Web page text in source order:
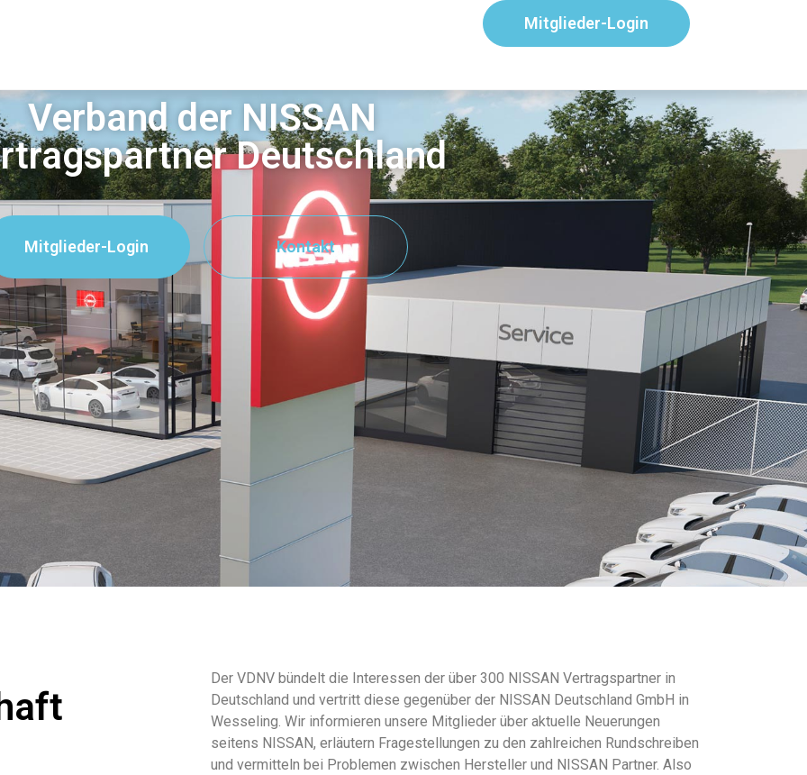
Mitglieder-Login
Verband der NISSAN
Deutschland
Mitglieder-Login Kontakt
Der VDNV bündelt die Interessen der über 300 NISSAN Vertragspartner in
Deutschland und vertritt diese gegenüber der NISSAN Deutschland GmbH in
Wesseling. Wir informieren unsere Mitglieder über aktuelle Neuerungen
seitens NISSAN, erläutern Fragestellungen zu den zahlreichen Rundschreiben
und vermitteln bei Problemen zwischen Hersteller und NISSAN Partner. Also